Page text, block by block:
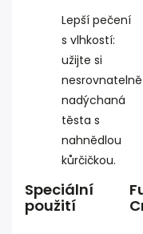
Lepší pečení
s vlhkostí:
užijte si
nesrovnatelně
nadýchaná
těsta s
nahnědlou
kůrčičkou.
Speciální
použití